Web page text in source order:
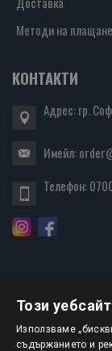
Методи на плащане
КОНТАКТИ
Адрес: гр.
Имейл:
Телефон:
БЮЛЕТИН
Този
Използваме
съдържанието и